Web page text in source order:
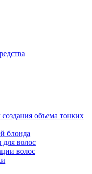
объема тонких
блонда
для волос
волос